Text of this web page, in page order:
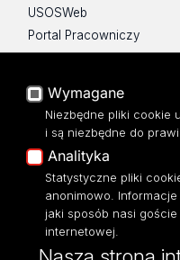
USOSWeb
Portal Pracowniczy
Baza Aktów Własnych
Moodle
Eksperci UŁ
Polityka Prywatności
Dostępność
ul. Narutowicza 68, 90-
Wymagane
Niezbędne pliki cookie
i są niezbędne do
Analityka
Statystyczne pliki
anonimowo.
jaki sposób nasi
internetowej.